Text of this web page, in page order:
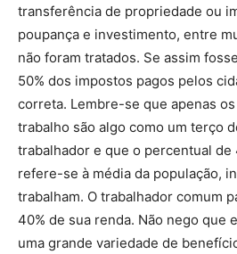
transferência de propriedade ou
poupança e investimento, entre
não foram tratados. Se assim
50% dos impostos pagos pelos
correta. Lembre-se que apenas
trabalho são algo como um terço
trabalhador e que o percentual de
refere-se à média da população,
trabalham. O trabalhador comum
40% de sua renda. Não nego que
uma grande variedade de